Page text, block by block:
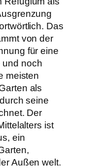
Das
von der
für eine
und noch
meisten
als
seine
Der
ist
ein
Außen­ welt.